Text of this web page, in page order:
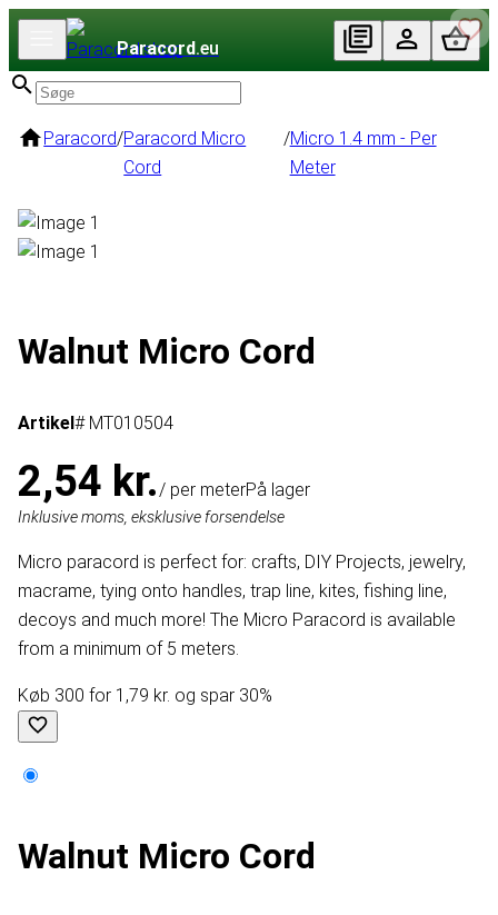
Paracord.eu
Paracord/Paracord Micro
Cord
/Micro 1.4 mm - Per
Meter
Walnut Micro Cord
Artikel# MT010504
2,54 kr./ per meterPå lager
Inklusive moms, eksklusive forsendelse
Micro paracord is perfect for: crafts, DIY Projects, jewelry,
macrame, tying onto handles, trap line, kites, fishing line,
decoys and much more! The Micro Paracord is available
from a minimum of 5 meters.
Køb 300 for 1,79 kr. og spar 30%
Walnut Micro Cord